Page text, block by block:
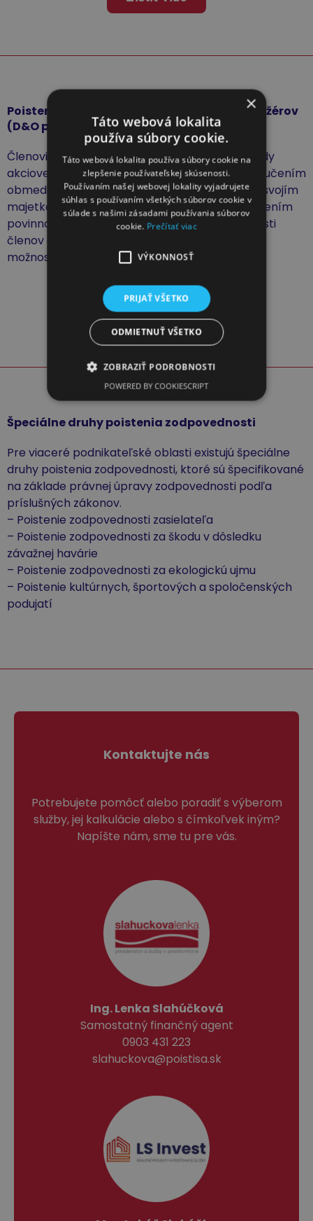
Poistenie zodpovednosti štatutárov, manažérov
(D&O poistenie)
Členovia predstavenstva, členovia dozornej rady
akciovej spoločnosti a konatelia spoločnosti s ručením
obmedzeným zodpovedajú spoločnosti celým svojím
majetkom za škodu, ktorú môžu spôsobiť porušením
povinností. Práve vďaka poisteniu zodpovednosti
členov orgánov spoločností (D&O poistenie) je
možnosť chrániť spoločnosť a jej manažérov.
Zistiť viac
Špeciálne druhy poistenia zodpovednosti
Pre viaceré podnikateľské oblasti existujú špeciálne
druhy poistenia zodpovednosti, ktoré sú špecifikované
na základe právnej úpravy zodpovednosti podľa
príslušných zákonov.
– Poistenie zodpovednosti zasielateľa
– Poistenie zodpovednosti za škodu v dôsledku
závažnej havárie
– Poistenie zodpovednosti za ekologickú ujmu
– Poistenie kultúrnych, športových a spoločenských
podujatí
Kontaktujte nás
Potrebujete pomôcť alebo poradiť s výberom
služby, jej kalkulácie alebo s čímkoľvek iným?
Napíšte nám, sme tu pre vás.
Ing. Lenka Slahúčková
Samostatný finančný agent
0903 431 223
slahuckova@poistisa.sk
×
Táto webová lokalita
používa súbory cookie.
Táto webová lokalita používa súbory cookie na
zlepšenie používateľskej skúsenosti.
Používaním našej webovej lokality vyjadrujete
súhlas s používaním všetkých súborov cookie v
súlade s našimi zásadami používania súborov
cookie. Prečítať viac
VÝKONNOSŤ
PRIJAŤ VŠETKO
ODMIETNUŤ VŠETKO
ZOBRAZIŤ PODROBNOSTI
POWERED BY COOKIESCRIPT